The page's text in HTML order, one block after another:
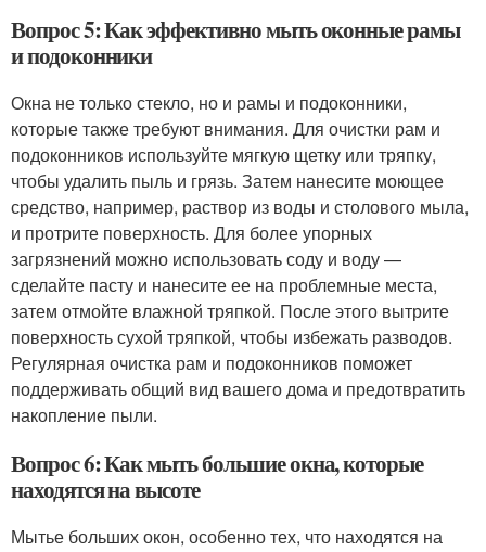
Вопрос 5: Как эффективно мыть оконные рамы
и подоконники
Окна не только стекло, но и рамы и подоконники,
которые также требуют внимания. Для очистки рам и
подоконников используйте мягкую щетку или тряпку,
чтобы удалить пыль и грязь. Затем нанесите моющее
средство, например, раствор из воды и столового мыла,
и протрите поверхность. Для более упорных
загрязнений можно использовать соду и воду —
сделайте пасту и нанесите ее на проблемные места,
затем отмойте влажной тряпкой. После этого вытрите
поверхность сухой тряпкой, чтобы избежать разводов.
Регулярная очистка рам и подоконников поможет
поддерживать общий вид вашего дома и предотвратить
накопление пыли.
Вопрос 6: Как мыть большие окна, которые
находятся на высоте
Мытье больших окон, особенно тех, что находятся на